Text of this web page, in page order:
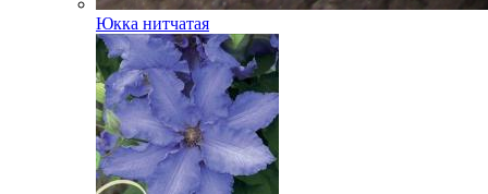
Юкка нитчатая